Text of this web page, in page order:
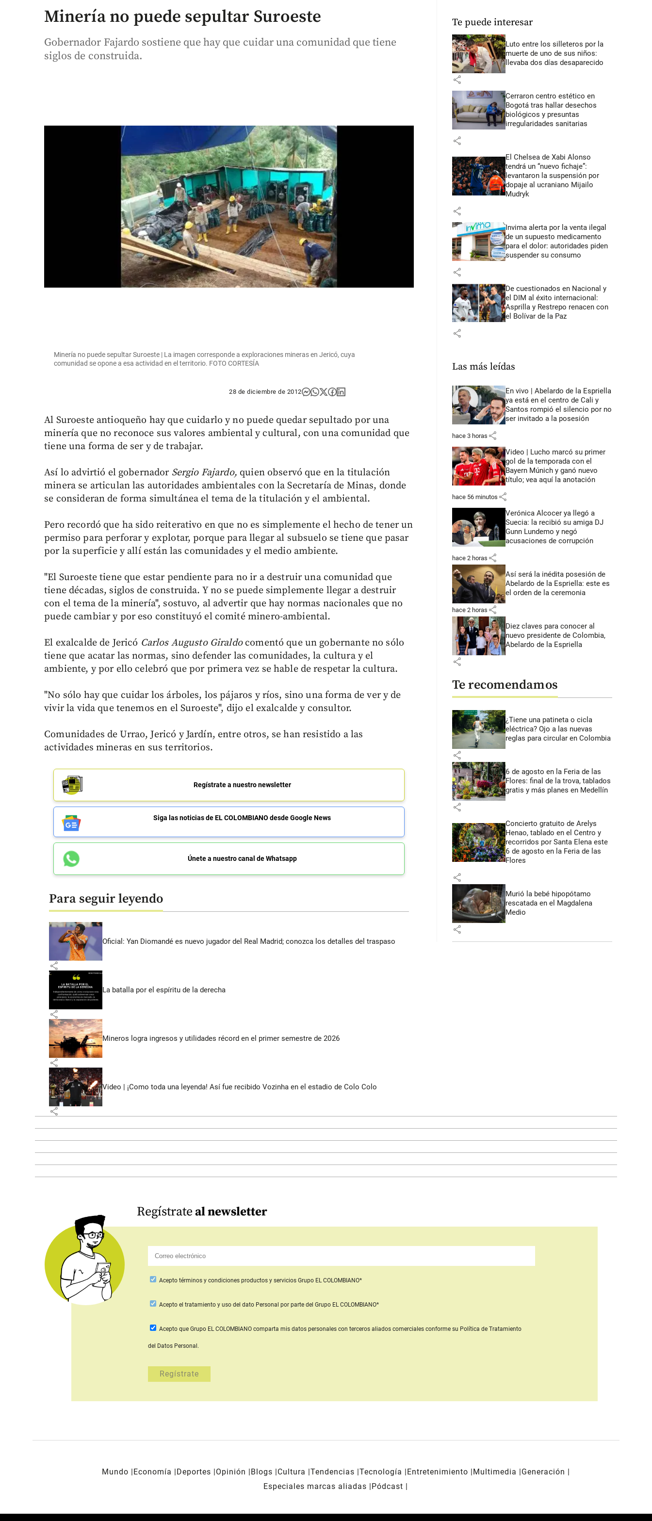
Minería no puede sepultar Suroeste
Gobernador Fajardo sostiene que hay que cuidar una comunidad que tiene
siglos de construida.
Minería no puede sepultar Suroeste | La imagen corresponde a exploraciones mineras en Jericó, cuya
comunidad se opone a esa actividad en el territorio. FOTO CORTESÍA
28 de diciembre de 2012
Al Suroeste antioqueño hay que cuidarlo y no puede quedar sepultado por una
minería que no reconoce sus valores ambiental y cultural, con una comunidad que
tiene una forma de ser y de trabajar.
Así lo advirtió el gobernador Sergio Fajardo, quien observó que en la titulación
minera se articulan las autoridades ambientales con la Secretaría de Minas, donde
se consideran de forma simultánea el tema de la titulación y el ambiental.
Pero recordó que ha sido reiterativo en que no es simplemente el hecho de tener un
permiso para perforar y explotar, porque para llegar al subsuelo se tiene que pasar
por la superficie y allí están las comunidades y el medio ambiente.
"El Suroeste tiene que estar pendiente para no ir a destruir una comunidad que
tiene décadas, siglos de construida. Y no se puede simplemente llegar a destruir
con el tema de la minería", sostuvo, al advertir que hay normas nacionales que no
puede cambiar y por eso constituyó el comité minero-ambiental.
El exalcalde de Jericó Carlos Augusto Giraldocomentó que un gobernante no sólo
tiene que acatar las normas, sino defender las comunidades, la cultura y el
ambiente, y por ello celebró que por primera vez se hable de respetar la cultura.
"No sólo hay que cuidar los árboles, los pájaros y ríos, sino una forma de ver y de
vivir la vida que tenemos en el Suroeste", dijo el exalcalde y consultor.
Comunidades de Urrao, Jericó y Jardín, entre otros, se han resistido a las
actividades mineras en sus territorios.
Regístrate a nuestro newsletter
Siga las noticias de EL COLOMBIANO desde Google News
Únete a nuestro canal de Whatsapp
Para seguir leyendo
Oficial: Yan Diomandé es nuevo jugador del Real Madrid; conozca los detalles del traspaso
share
La batalla por el espíritu de la derecha
share
Mineros logra ingresos y utilidades récord en el primer semestre de 2026
share
Video | ¡Como toda una leyenda! Así fue recibido Vozinha en el estadio de Colo Colo
share
Te puede interesar
Luto entre los silleteros por la
muerte de uno de sus niños:
llevaba dos días desaparecido
share
Cerraron centro estético en
Bogotá tras hallar desechos
biológicos y presuntas
irregularidades sanitarias
share
El Chelsea de Xabi Alonso
tendrá un “nuevo fichaje”:
levantaron la suspensión por
dopaje al ucraniano Mijailo
Mudryk
share
Invima alerta por la venta ilegal
de un supuesto medicamento
para el dolor: autoridades piden
suspender su consumo
share
De cuestionados en Nacional y
el DIM al éxito internacional:
Asprilla y Restrepo renacen con
el Bolívar de la Paz
share
Las más leídas
En vivo | Abelardo de la Espriella
ya está en el centro de Cali y
Santos rompió el silencio por no
ser invitado a la posesión
hace 3 horas share
Video | Lucho marcó su primer
gol de la temporada con el
Bayern Múnich y ganó nuevo
título; vea aquí la anotación
hace 56 minutos share
Verónica Alcocer ya llegó a
Suecia: la recibió su amiga DJ
Gunn Lundemo y negó
acusaciones de corrupción
hace 2 horas share
Así será la inédita posesión de
Abelardo de la Espriella: este es
el orden de la ceremonia
hace 2 horas share
Diez claves para conocer al
nuevo presidente de Colombia,
Abelardo de la Espriella
share
Te recomendamos
¿Tiene una patineta o cicla
eléctrica? Ojo a las nuevas
reglas para circular en Colombia
share
6 de agosto en la Feria de las
Flores: final de la trova, tablados
gratis y más planes en Medellín
share
Concierto gratuito de Arelys
Henao, tablado en el Centro y
recorridos por Santa Elena este
6 de agosto en la Feria de las
Flores
share
Murió la bebé hipopótamo
rescatada en el Magdalena
Medio
share
Regístrateal newsletter
Acepto términos y condiciones productos y servicios Grupo EL COLOMBIANO*
Aceptoel tratamiento y uso del dato Personal por parte del Grupo EL COLOMBIANO*
Acepto que Grupo EL COLOMBIANO comparta mis datos personales con terceros aliados comercialesconforme su Política de Tratamiento
del Datos Personal.
Mundo Economía Deportes Opinión Blogs Cultura Tendencias Tecnología Entretenimiento Multimedia
Generación
Especiales marcas aliadas
Pódcast